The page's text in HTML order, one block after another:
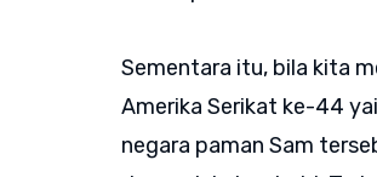
Sementara itu, bila kita
Amerika Serikat ke-44
negara paman Sam